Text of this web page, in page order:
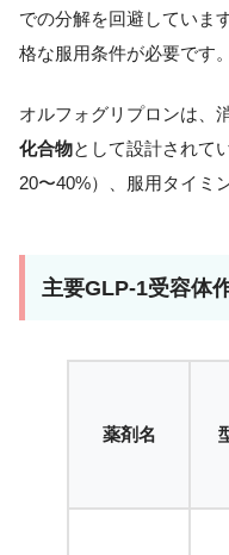
での分解を回避していま
格な服用条件が必要です。
オルフォグリプロンは、
化合物として設計されて
20〜40%）、服用タイミ
主要GLP-1受容体
薬剤名